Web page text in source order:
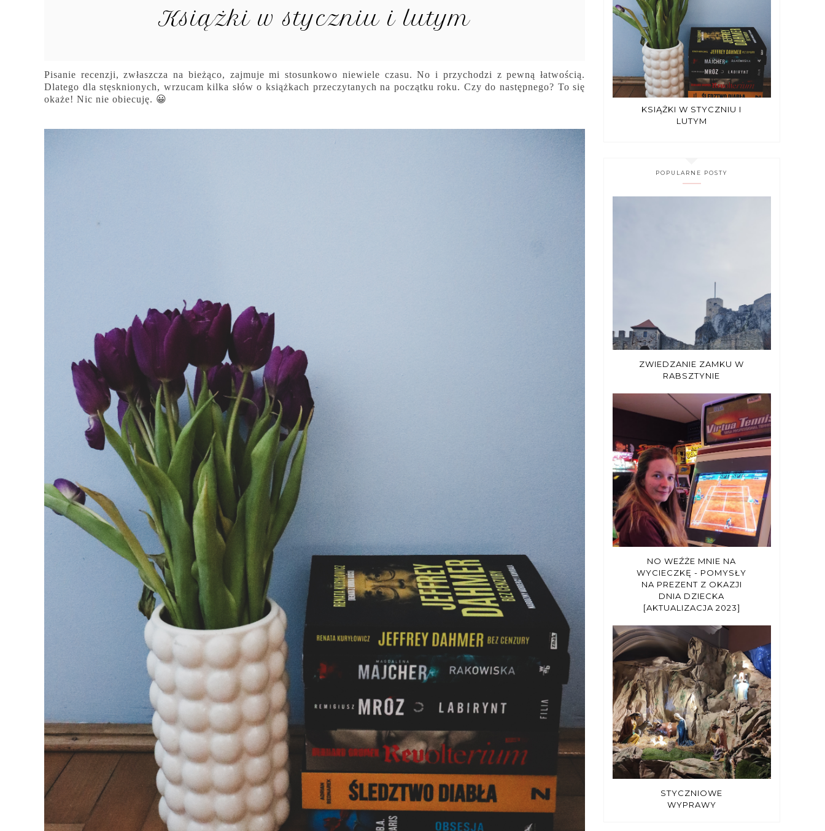
Książki w styczniu i lutym
Pisanie recenzji, zwłaszcza na bieżąco, zajmuje mi stosunkowo niewiele czasu. No i przychodzi z pewną łatwością.
Dlatego dla stęsknionych, wrzucam kilka słów o książkach przeczytanych na początku roku. Czy do następnego? To się
okaże! Nic nie obiecuję. 😀
KSIĄŻKI W STYCZNIU I
LUTYM
POPULARNE POSTY
ZWIEDZANIE ZAMKU W
RABSZTYNIE
NO WEŹŻE MNIE NA
WYCIECZKĘ - POMYSŁY
NA PREZENT Z OKAZJI
DNIA DZIECKA
[AKTUALIZACJA 2023]
STYCZNIOWE
WYPRAWY